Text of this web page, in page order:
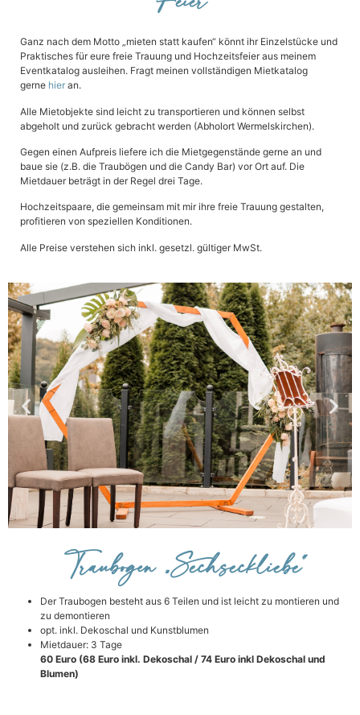
Ganz nach dem Motto „mieten statt kaufen“ könnt ihr Einzelstücke und
Praktisches für eure freie Trauung und Hochzeitsfeier aus meinem
Eventkatalog ausleihen. Fragt meinen vollständigen Mietkatalog
gerne hier an.
Alle Mietobjekte sind leicht zu transportieren und können selbst
abgeholt und zurück gebracht werden (Abholort Wermelskirchen).
Gegen einen Aufpreis liefere ich die Mietgegenstände gerne an und
baue sie (z.B. die Traubögen und die Candy Bar) vor Ort auf. Die
Mietdauer beträgt in der Regel drei Tage.
Hochzeitspaare, die gemeinsam mit mir ihre freie Trauung gestalten,
profitieren von speziellen Konditionen.
Alle Preise verstehen sich inkl. gesetzl. gültiger MwSt.
Traubogen
Sechseckliebe
Traubogen „Sechseckliebe“
Der Traubogen besteht aus 6 Teilen und ist leicht zu montieren und
zu demontieren
opt. inkl. Dekoschal und Kunstblumen
Mietdauer: 3 Tage
60 Euro (68 Euro inkl. Dekoschal / 74 Euro inkl Dekoschal und
Blumen)